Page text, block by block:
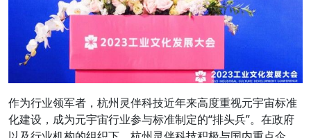
作为行业领军者，杭州灵伴科技近年来高度重视元宇宙标准
化建设，成为元宇宙行业参与标准制定的“排头兵”。在政府